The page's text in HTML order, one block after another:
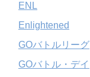
ENL
Enlightened
GOバトルリーグ
GOバトル・デイ